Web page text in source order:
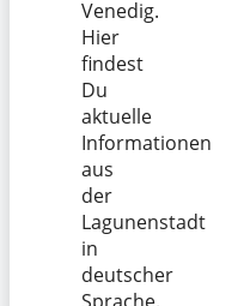
Venedig.
Hier
findest
Du
aktuelle
Informationen
aus
der
Lagunenstadt
in
deutscher